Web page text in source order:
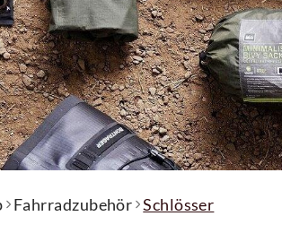
Fahrradzubehör Schlösser